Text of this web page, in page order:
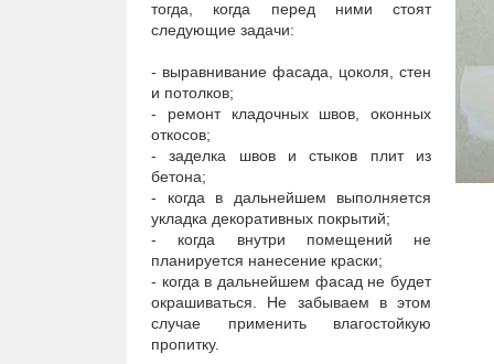
тогда, когда перед ними стоят
следующие задачи:
- выравнивание фасада, цоколя, стен
и потолков;
- ремонт кладочных швов, оконных
откосов;
- заделка швов и стыков плит из
бетона;
- когда в дальнейшем выполняется
укладка декоративных покрытий;
- когда внутри помещений не
планируется нанесение краски;
- когда в дальнейшем фасад не будет
окрашиваться. Не забываем в этом
случае применить влагостойкую
пропитку.